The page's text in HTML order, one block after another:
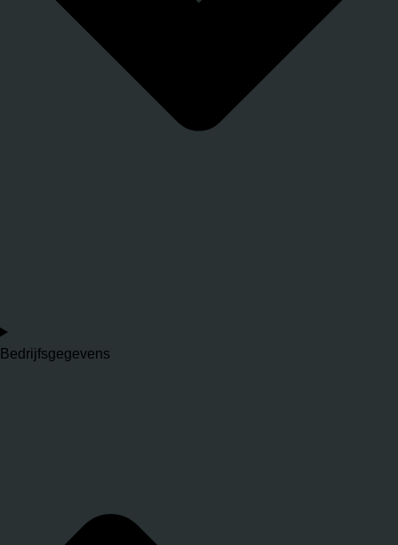
Bedrijfsgegevens